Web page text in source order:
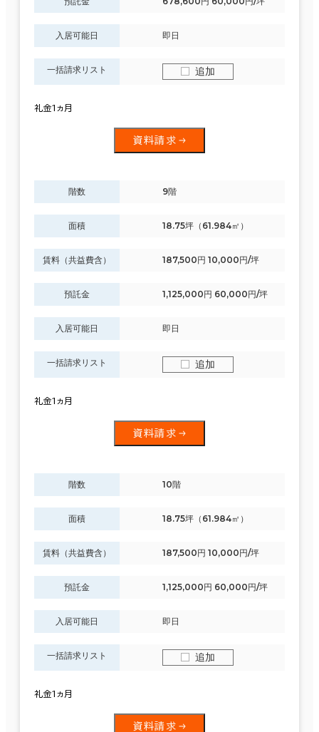
入居可能日 即日
一括請求リスト 追加
礼金1ヵ月
資料請求
階数 9階
面積 18.75坪（61.984㎡）
賃料（共益費含） 187,500円 10,000円/坪
預託金 1,125,000円 60,000円/坪
入居可能日 即日
一括請求リスト 追加
礼金1ヵ月
資料請求
階数 10階
面積 18.75坪（61.984㎡）
賃料（共益費含） 187,500円 10,000円/坪
預託金 1,125,000円 60,000円/坪
入居可能日 即日
一括請求リスト 追加
礼金1ヵ月
資料請求